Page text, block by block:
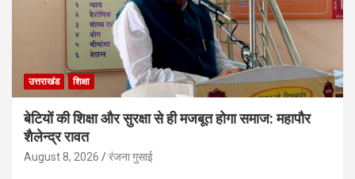
उत्तराखंड शिक्षा
बेटियों की शिक्षा और सुरक्षा से ही मजबूत होगा समाज: महापौर
शैलेन्द्र रावत
August 8, 2026 रंजना गुसाई